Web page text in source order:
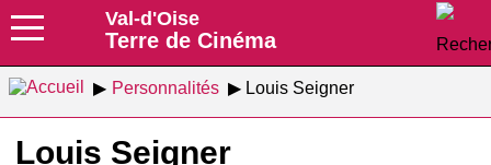
Val-d'Oise
Terre de Cinéma
Personnalités Louis Seigner
Louis Seigner